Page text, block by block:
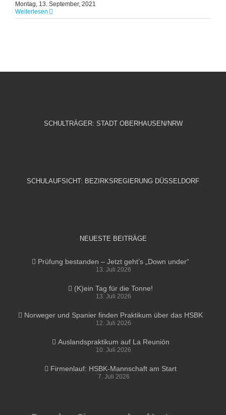
Montag, 13. September, 2021
Weiterlesen
SCHULTRÄGER: STADT OBERHAUSEN/NRW
SCHULAUFSICHT: BEZIRKSREGIERUNG DÜSSELDORF
NEUESTE BEITRÄGE
Prüfung bestanden – Jetzt geht’s „Down under“
13. Juli 2026
(K)ein Tag für die Tonne!
13. Juli 2026
Norweger und Spanier finden Praktikum über das HSBK
12. Juli 2026
Auslandspraktikum auf La Reunión
10. Juli 2026
Firmenlauf: HSBK-Mannschaft am Start
7. Juli 2026